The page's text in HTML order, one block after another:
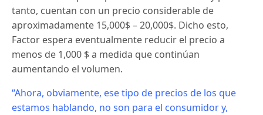
tanto, cuentan con un precio considerable de
aproximadamente 15,000$ – 20,000$. Dicho esto,
Factor espera eventualmente reducir el precio a
menos de 1,000 $ a medida que continúan
aumentando el volumen.
“Ahora, obviamente, ese tipo de precios de los que
estamos hablando, no son para el consumidor y,